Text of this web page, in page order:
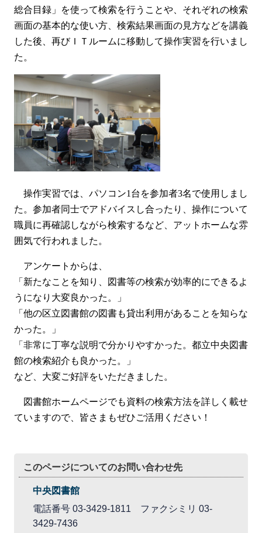
総合目録」を使って検索を行うことや、それぞれの検索
画面の基本的な使い方、検索結果画面の見方などを講義
した後、再びＩＴルームに移動して操作実習を行いまし
た。
操作実習では、パソコン1台を参加者3名で使用しまし
た。参加者同士でアドバイスし合ったり、操作について
職員に再確認しながら検索するなど、アットホームな雰
囲気で行われました。
アンケートからは、
「新たなことを知り、図書等の検索が効率的にできるよ
うになり大変良かった。」
「他の区立図書館の図書も貸出利用があることを知らな
かった。」
「非常に丁寧な説明で分かりやすかった。都立中央図書
館の検索紹介も良かった。」
など、大変ご好評をいただきました。
図書館ホームページでも資料の検索方法を詳しく載せ
ていますので、皆さまもぜひご活用ください！
このページについてのお問い合わせ先
中央図書館
電話番号 03-3429-1811 ファクシミリ 03-
3429-7436